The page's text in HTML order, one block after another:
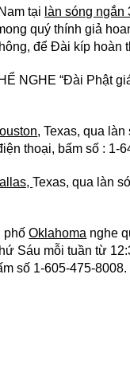
tại làn sóng
quý thính giả
để Đài kíp hoàn
NGHE “Đài Phật
, Texas, qua
thoại, bấm số : 1-
Texas, qua làn
phốOklahoma nghe
Sáu mỗi tuần từ
số 1-605-475-8008.